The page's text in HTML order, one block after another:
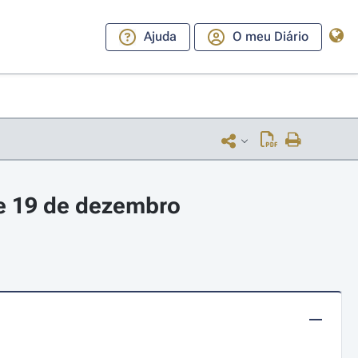
Ajuda O meu Diário
19 de dezembro